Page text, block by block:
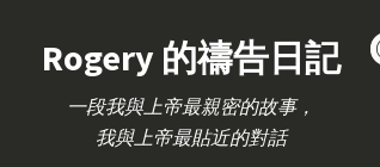
Rogery 的禱告日記
一段我與上帝最親密的故事，
我與上帝最貼近的對話